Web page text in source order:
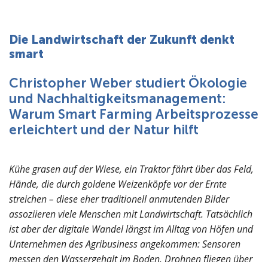
Karriere
Die Landwirtschaft der Zukunft denkt
smart
Christopher Weber studiert Ökologie
und Nachhaltigkeitsmanagement:
Warum Smart Farming Arbeitsprozesse
erleichtert und der Natur hilft
Kühe grasen auf der Wiese, ein Traktor fährt über das Feld,
Hände, die durch goldene Weizenköpfe vor der Ernte
streichen – diese eher traditionell anmutenden Bilder
assoziieren viele Menschen mit Landwirtschaft. Tatsächlich
ist aber der digitale Wandel längst im Alltag von Höfen und
Unternehmen des Agribusiness angekommen: Sensoren
messen den Wassergehalt im Boden, Drohnen fliegen über